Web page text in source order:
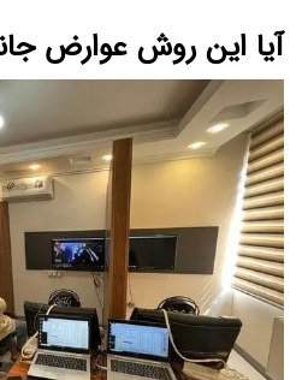
آیا این روش عوارض